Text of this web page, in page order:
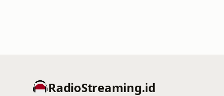
RadioStreaming.id